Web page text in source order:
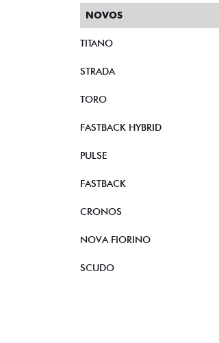
NOVOS
TITANO
STRADA
TORO
FASTBACK HYBRID
PULSE
FASTBACK
CRONOS
NOVA FIORINO
SCUDO